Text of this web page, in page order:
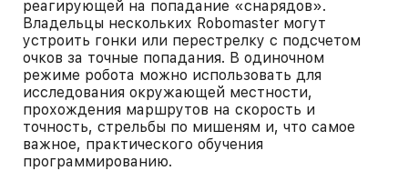
реагирующей на попадание «снарядов».
Владельцы нескольких Robomaster могут
устроить гонки или перестрелку с подсчетом
очков за точные попадания. В одиночном
режиме робота можно использовать для
исследования окружающей местности,
прохождения маршрутов на скорость и
точность, стрельбы по мишеням и, что самое
важное, практического обучения
программированию.